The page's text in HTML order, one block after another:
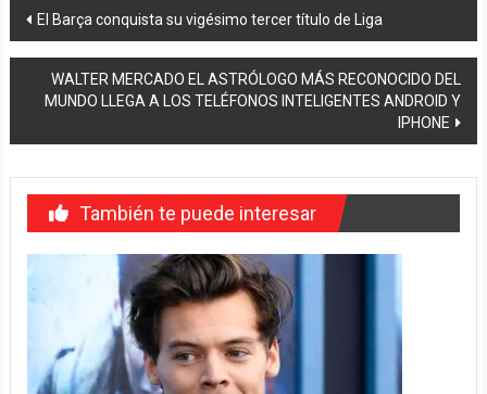
Navegación
de
entradas
El Barça conquista su vigésimo tercer título de Liga
WALTER MERCADO EL ASTRÓLOGO MÁS RECONOCIDO DEL
MUNDO LLEGA A LOS TELÉFONOS INTELIGENTES ANDROID Y
IPHONE
También te puede interesar